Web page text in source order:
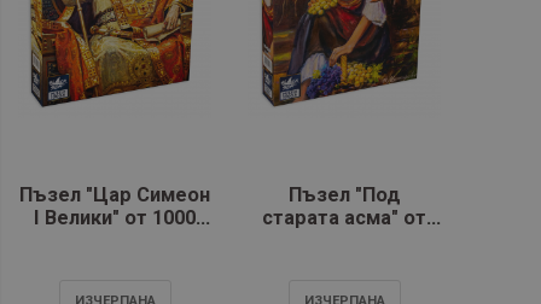
Пъзел "Цар Симеон
I Велики" от 1000
Пъзел "Под
старата асма" от